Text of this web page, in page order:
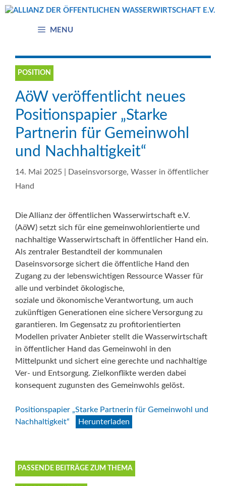
Zum
MENU
POSITION
AöW veröffentlicht neues
Positionspapier „Starke
Partnerin für Gemeinwohl
und Nachhaltigkeit“
14. Mai 2025 Daseinsvorsorge, Wasser in öffentlicher
Hand
Die Allianz der öffentlichen Wasserwirtschaft e.V.
(AöW) setzt sich für eine gemeinwohlorientierte und
nachhaltige Wasserwirtschaft in öffentlicher Hand ein.
Als zentraler Bestandteil der kommunalen
Daseinsvorsorge sichert die öffentliche Hand den
Zugang zu der lebenswichtigen Ressource Wasser für
alle und verbindet ökologische,
soziale und ökonomische Verantwortung, um auch
zukünftigen Generationen eine sichere Versorgung zu
garantieren. Im Gegensatz zu profitorientierten
Modellen privater Anbieter stellt die Wasserwirtschaft
in öffentlicher Hand das Gemeinwohl in den
Mittelpunkt und sichert eine gerechte und nachhaltige
Ver- und Entsorgung. Zielkonflikte werden dabei
konsequent zugunsten des Gemeinwohls gelöst.
Positionspapier „Starke Partnerin für Gemeinwohl und
Nachhaltigkeit“
Herunterladen
PASSENDE BEITRÄGE ZUM THEMA